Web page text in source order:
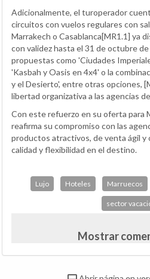
Adicionalmente, el turoperador
circuitos con vuelos regulares con
Marrakech o Casablanca[MR1.1] ya
con validez hasta el 31 de octubre
propuestas como 'Ciudades
'Kasbah y Oasis en 4x4' o la
y el Desierto', entre otras opciones,
libertad organizativa a las agencias
Con este refuerzo en su oferta para
reafirma su compromiso con las
productos atractivos, de venta ágil y
calidad y flexibilidad en el destino.
Lujo Hoteles Marruecos
sector
Mostrar